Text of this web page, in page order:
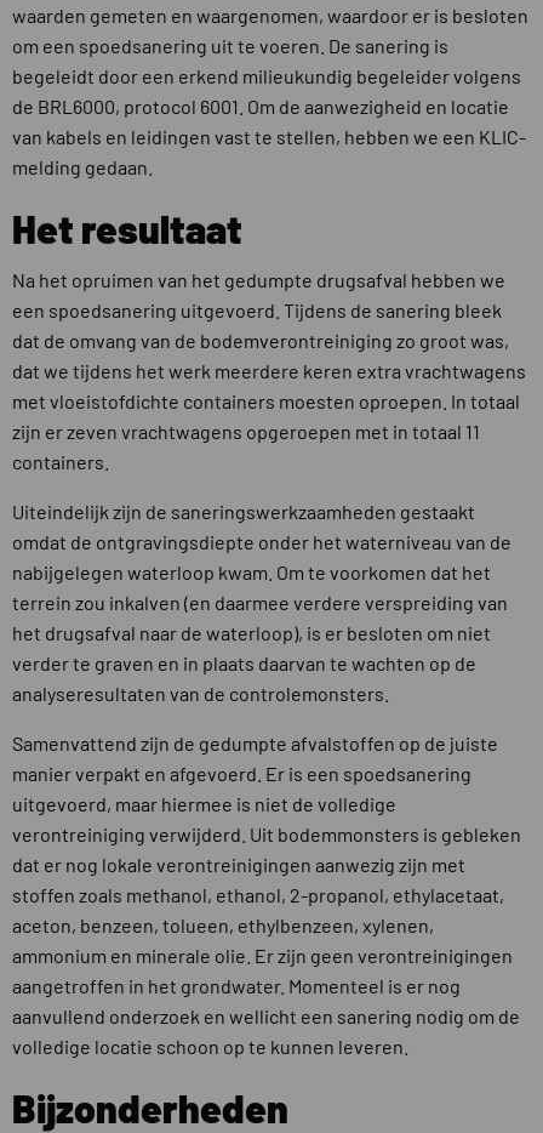
waarden gemeten en waargenomen, waardoor er is besloten
om een spoedsanering uit te voeren. De sanering is
begeleidt door een erkend milieukundig begeleider volgens
de BRL6000, protocol 6001. Om de aanwezigheid en locatie
van kabels en leidingen vast te stellen, hebben we een KLIC-
melding gedaan.
Het resultaat
Na het opruimen van het gedumpte drugsafval hebben we
een spoedsanering uitgevoerd. Tijdens de sanering bleek
dat de omvang van de bodemverontreiniging zo groot was,
dat we tijdens het werk meerdere keren extra vrachtwagens
met vloeistofdichte containers moesten oproepen. In totaal
zijn er zeven vrachtwagens opgeroepen met in totaal 11
containers.
Uiteindelijk zijn de saneringswerkzaamheden gestaakt
omdat de ontgravingsdiepte onder het waterniveau van de
nabijgelegen waterloop kwam. Om te voorkomen dat het
terrein zou inkalven (en daarmee verdere verspreiding van
het drugsafval naar de waterloop), is er besloten om niet
verder te graven en in plaats daarvan te wachten op de
analyseresultaten van de controlemonsters.
Samenvattend zijn de gedumpte afvalstoffen op de juiste
manier verpakt en afgevoerd. Er is een spoedsanering
uitgevoerd, maar hiermee is niet de volledige
verontreiniging verwijderd. Uit bodemmonsters is gebleken
dat er nog lokale verontreinigingen aanwezig zijn met
stoffen zoals methanol, ethanol, 2-propanol, ethylacetaat,
aceton, benzeen, tolueen, ethylbenzeen, xylenen,
ammonium en minerale olie. Er zijn geen verontreinigingen
aangetroffen in het grondwater. Momenteel is er nog
aanvullend onderzoek en wellicht een sanering nodig om de
volledige locatie schoon op te kunnen leveren.
Bijzonderheden